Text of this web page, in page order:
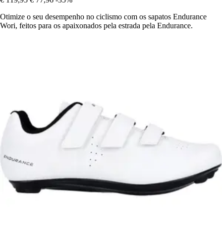
Otimize o seu desempenho no ciclismo com os sapatos Endurance
Wori, feitos para os apaixonados pela estrada pela Endurance.